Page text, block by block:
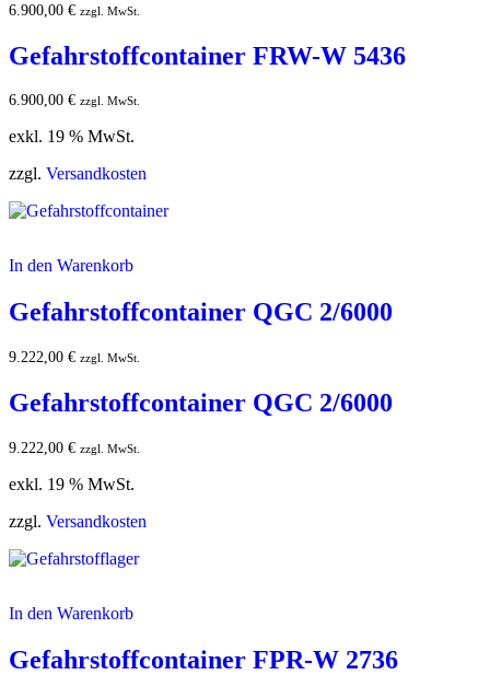
6.900,00 € zzgl. MwSt.
Gefahrstoffcontainer FRW-W 5436
6.900,00 € zzgl. MwSt.
exkl. 19 % MwSt.
zzgl. Versandkosten
In den Warenkorb
Gefahrstoffcontainer QGC 2/6000
9.222,00 € zzgl. MwSt.
Gefahrstoffcontainer QGC 2/6000
9.222,00 € zzgl. MwSt.
exkl. 19 % MwSt.
zzgl. Versandkosten
In den Warenkorb
Gefahrstoffcontainer FPR-W 2736